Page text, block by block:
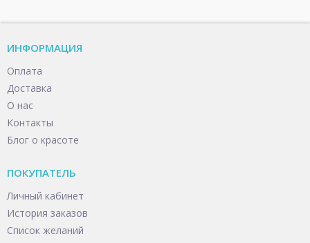
ИНФОРМАЦИЯ
Оплата
Доставка
О нас
Контакты
Блог о красоте
ПОКУПАТЕЛЬ
Личный кабинет
История заказов
Список желаний